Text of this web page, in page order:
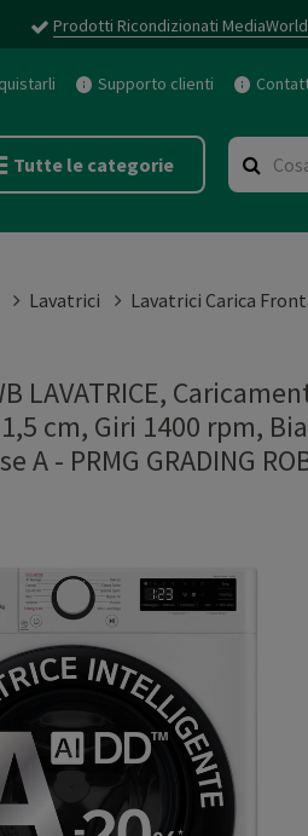
Prodotti Ricondizionati
Supporto clienti
Tutte le categorie
Lavatrici
Lavatrici Carica
LAVATRICE,
cm, Giri 1400 rpm,
A - PRMG GRADING